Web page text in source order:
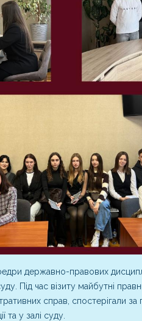
державно-правових
Під час візиту майбутні
справ, спостерігали
та у залі суду.